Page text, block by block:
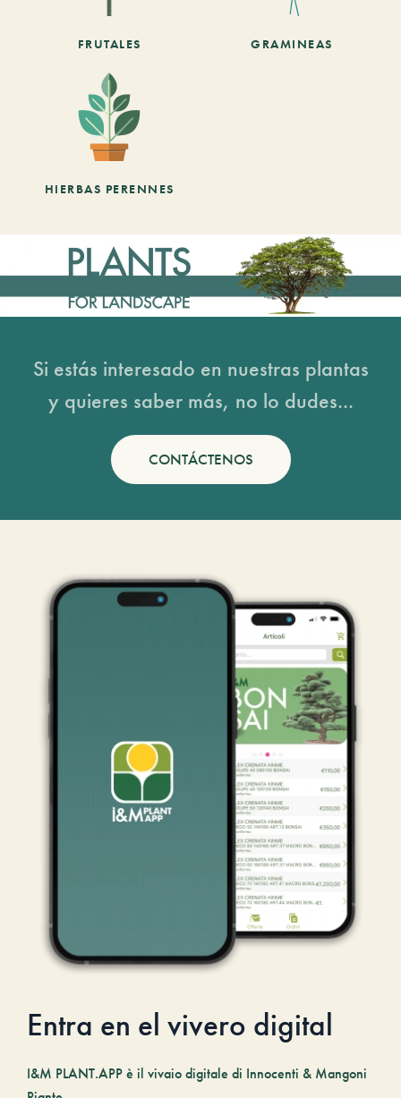
FRUTALES GRAMINEAS
HIERBAS PERENNES
Si estás interesado en nuestras plantas
y quieres saber más, no lo dudes...
CONTÁCTENOS
Entra en el vivero digital
I&M PLANT.APP è il vivaio digitale di Innocenti & Mangoni